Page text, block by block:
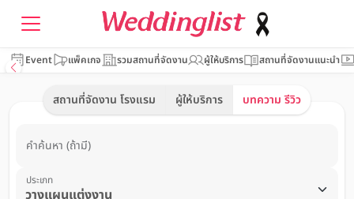
Event แพ็คเกจ รวมสถานที่จัดงาน ผู้ให้บริการ สถานที่จัดงานแนะนำ
สถานที่จัดงาน โรงแรม ผู้ให้บริการ บทความ รีวิว
คำค้นหา (ถ้ามี)
ประเภท